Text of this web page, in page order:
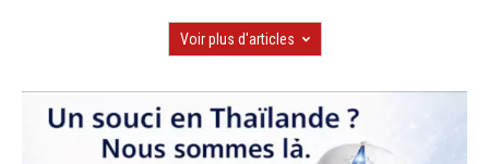
Voir plus d'articles